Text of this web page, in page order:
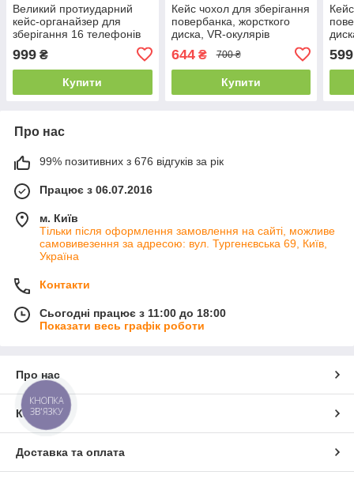
Великий протиударний
кейс-органайзер для
зберігання 16 телефонів
999 ₴
Купити
Кейс чохол для зберігання
повербанка, жорсткого
диска, VR-окулярів
Guanhe 28.5*20.5*10.5см.
/ Сумка для електроніки
644₴ 700 ₴
Купити
599
Про нас
99% позитивних з 676 відгуків за рік
Працює з 06.07.2016
м. Київ
Тільки після оформлення замовлення на сайті, можливе
самовивезення за адресою: вул. Тургенєвська 69, Київ,
Україна
Контакти
Сьогодні працює з 11:00 до 18:00
Показати весь графік роботи
Про нас
Контакти
Доставка та оплата
КНОПКА
ЗВ'ЯЗКУ